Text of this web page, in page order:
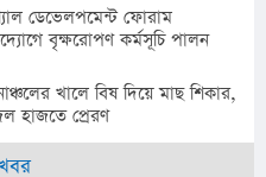
ডেভেলপমেন্ট ফোরাম
বৃক্ষরোপণ কর্মসূচি পালন
খালে বিষ দিয়ে মাছ শিকার,
হাজতে প্রেরণ